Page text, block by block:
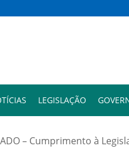
LEGISLAÇÃO
– Cumprimento à